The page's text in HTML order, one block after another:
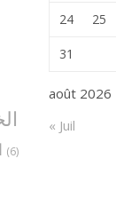
(6)
août 2026
24 25
31
« Juil